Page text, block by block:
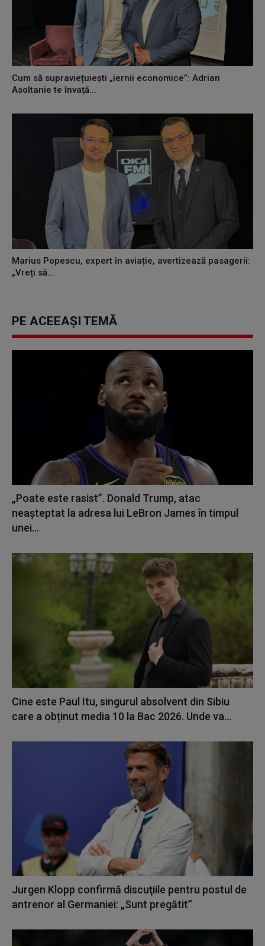
Cum să supraviețuiești „iernii economice”: Adrian
Asoltanie te învață...
Marius Popescu, expert în aviație, avertizează pasagerii:
„Vreți să...
PE ACEEAȘI TEMĂ
„Poate este rasist”. Donald Trump, atac
neașteptat la adresa lui LeBron James în timpul
unei...
Cine este Paul Itu, singurul absolvent din Sibiu
care a obținut media 10 la Bac 2026. Unde va...
Jurgen Klopp confirmă discuţiile pentru postul de
antrenor al Germaniei: „Sunt pregătit”